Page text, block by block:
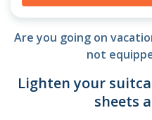
Are you going on
not
Lighten your
sheets